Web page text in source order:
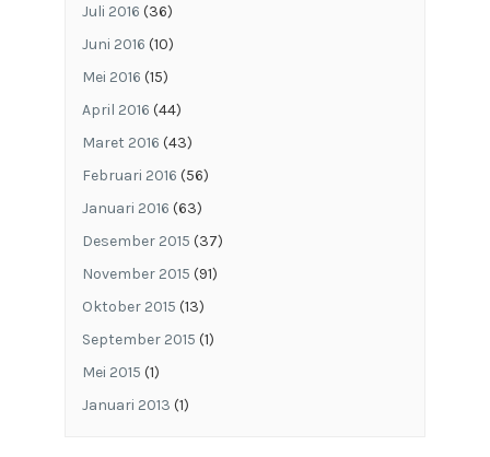
Juli 2016 (36)
Juni 2016 (10)
Mei 2016 (15)
April 2016 (44)
Maret 2016 (43)
Februari 2016 (56)
Januari 2016 (63)
Desember 2015 (37)
November 2015 (91)
Oktober 2015 (13)
September 2015 (1)
Mei 2015 (1)
Januari 2013 (1)